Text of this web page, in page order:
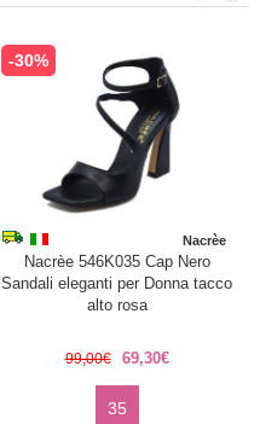
-30%
Nacrèe
Nacrèe 546K035 Cap Nero
Sandali eleganti per Donna tacco
alto rosa
99,00€ 69,30€
35